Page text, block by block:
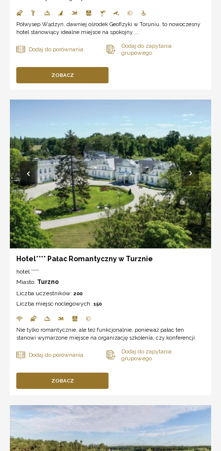
Półwysep Wądzyn, dawniej ośrodek Geofizyki w Toruniu, to nowoczesny
hotel stanowiący idealne miejsce na spokojny ...
ZOBACZ
Hotel**** Pałac Romantyczny w Turznie
hotel ****
Miasto: Turzno
Liczba uczestników: 200
Liczba miejsc noclegowych: 150
Nie tylko romantycznie, ale też funkcjonalnie, ponieważ pałac ten
stanowi wymarzone miejsce na organizację szkolenia, czy konferencji.
ZOBACZ